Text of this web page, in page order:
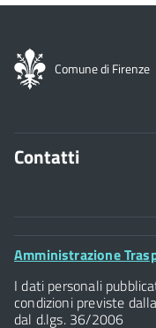
Comune di Firenze
Contatti
Comune di Firenze
Palazzo Vecchio
Piazza della Signoria
P.IVA 01307110484
Footer
Amministrazione
I dati personali
condizioni previste
dal d.lgs. 36/2006